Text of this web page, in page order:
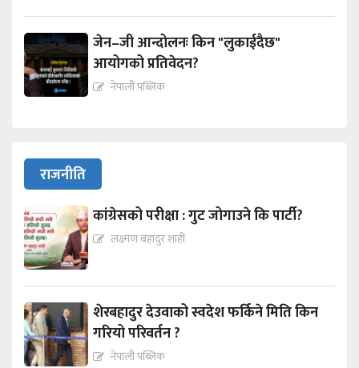
जेन–जी आन्दोलनः किन "लुकाईदैछ"
आयोगको प्रतिवेदन?
नेपाली पब्लिक
राजनीति
कांग्रेसको परीक्षा : गुट जोगाउने कि पार्टी?
लक्ष्मण बहादुर शाही
शेरबहादुर देउवाको स्वदेश फर्किने मिति किन
गरियो परिवर्तन ?
नेपाली पब्लिक